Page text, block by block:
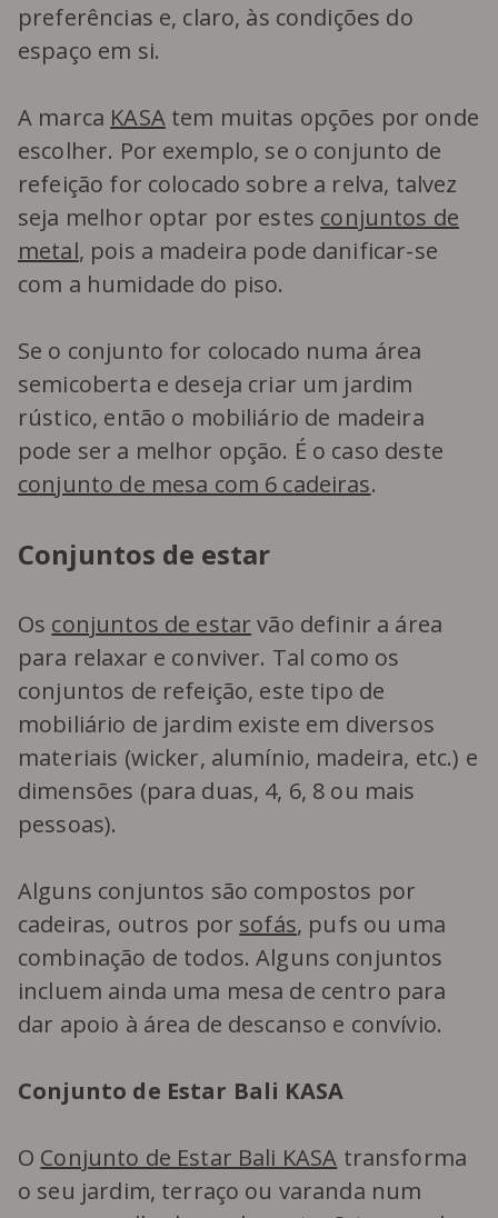
preferências e, claro, às condições do
espaço em si.
A marca KASAtem muitas opções por onde
escolher. Por exemplo, se o conjunto de
refeição for colocado sobre a relva, talvez
seja melhor optar por estes conjuntos de
metal, pois a madeira pode danificar-se
com a humidade do piso.
Se o conjunto for colocado numa área
semicoberta e deseja criar um jardim
rústico, então o mobiliário de madeira
pode ser a melhor opção. É o caso deste
conjunto de mesa com 6 cadeiras.
Conjuntos de estar
Os conjuntos de estar vão definir a área
para relaxar e conviver. Tal como os
conjuntos de refeição, este tipo de
mobiliário de jardim existe em diversos
materiais (wicker, alumínio, madeira, etc.) e
dimensões (para duas, 4, 6, 8 ou mais
pessoas).
Alguns conjuntos são compostos por
cadeiras, outros por sofás, pufs ou uma
combinação de todos. Alguns conjuntos
incluem ainda uma mesa de centro para
dar apoio à área de descanso e convívio.
Conjunto de Estar Bali KASA
O Conjunto de Estar Bali KASA transforma
o seu jardim, terraço ou varanda num